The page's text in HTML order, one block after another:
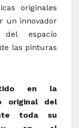
originales
un innovador
espacio
las pinturas
en la
original del
toda su